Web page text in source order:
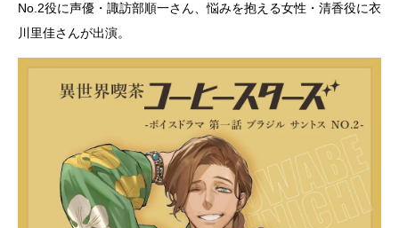
No.2役に声優・諏訪部順一さん、悩みを抱える女性・清香役に衣
川里佳さんが出演。